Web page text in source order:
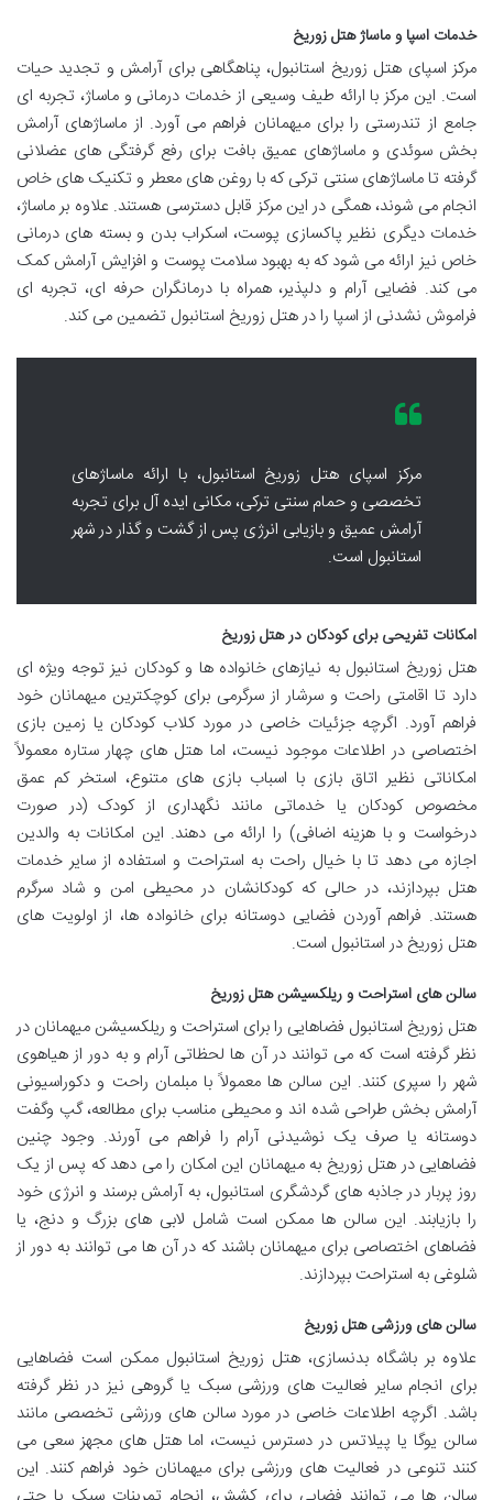
خدمات اسپا و ماساژ هتل زوریخ
مرکز اسپای هتل زوریخ استانبول، پناهگاهی برای آرامش و تجدید حیات
است. این مرکز با ارائه طیف وسیعی از خدمات درمانی و ماساژ، تجربه ای
جامع از تندرستی را برای میهمانان فراهم می آورد. از ماساژهای آرامش
بخش سوئدی و ماساژهای عمیق بافت برای رفع گرفتگی های عضلانی
گرفته تا ماساژهای سنتی ترکی که با روغن های معطر و تکنیک های خاص
انجام می شوند، همگی در این مرکز قابل دسترسی هستند. علاوه بر ماساژ،
خدمات دیگری نظیر پاکسازی پوست، اسکراب بدن و بسته های درمانی
خاص نیز ارائه می شود که به بهبود سلامت پوست و افزایش آرامش کمک
می کند. فضایی آرام و دلپذیر، همراه با درمانگران حرفه ای، تجربه ای
فراموش نشدنی از اسپا را در هتل زوریخ استانبول تضمین می کند.
مرکز اسپای هتل زوریخ استانبول، با ارائه ماساژهای
تخصصی و حمام سنتی ترکی، مکانی ایده آل برای تجربه
آرامش عمیق و بازیابی انرژی پس از گشت و گذار در شهر
استانبول است.
امکانات تفریحی برای کودکان در هتل زوریخ
هتل زوریخ استانبول به نیازهای خانواده ها و کودکان نیز توجه ویژه ای
دارد تا اقامتی راحت و سرشار از سرگرمی برای کوچکترین میهمانان خود
فراهم آورد. اگرچه جزئیات خاصی در مورد کلاب کودکان یا زمین بازی
اختصاصی در اطلاعات موجود نیست، اما هتل های چهار ستاره معمولاً
امکاناتی نظیر اتاق بازی با اسباب بازی های متنوع، استخر کم عمق
مخصوص کودکان یا خدماتی مانند نگهداری از کودک (در صورت
درخواست و با هزینه اضافی) را ارائه می دهند. این امکانات به والدین
اجازه می دهد تا با خیال راحت به استراحت و استفاده از سایر خدمات
هتل بپردازند، در حالی که کودکانشان در محیطی امن و شاد سرگرم
هستند. فراهم آوردن فضایی دوستانه برای خانواده ها، از اولویت های
هتل زوریخ در استانبول است.
سالن های استراحت و ریلکسیشن هتل زوریخ
هتل زوریخ استانبول فضاهایی را برای استراحت و ریلکسیشن میهمانان در
نظر گرفته است که می توانند در آن ها لحظاتی آرام و به دور از هیاهوی
شهر را سپری کنند. این سالن ها معمولاً با مبلمان راحت و دکوراسیونی
آرامش بخش طراحی شده اند و محیطی مناسب برای مطالعه، گپ وگفت
دوستانه یا صرف یک نوشیدنی آرام را فراهم می آورند. وجود چنین
فضاهایی در هتل زوریخ به میهمانان این امکان را می دهد که پس از یک
روز پربار در جاذبه های گردشگری استانبول، به آرامش برسند و انرژی خود
را بازیابند. این سالن ها ممکن است شامل لابی های بزرگ و دنج، یا
فضاهای اختصاصی برای میهمانان باشند که در آن ها می توانند به دور از
شلوغی به استراحت بپردازند.
سالن های ورزشی هتل زوریخ
علاوه بر باشگاه بدنسازی، هتل زوریخ استانبول ممکن است فضاهایی
برای انجام سایر فعالیت های ورزشی سبک یا گروهی نیز در نظر گرفته
باشد. اگرچه اطلاعات خاصی در مورد سالن های ورزشی تخصصی مانند
سالن یوگا یا پیلاتس در دسترس نیست، اما هتل های مجهز سعی می
کنند تنوعی در فعالیت های ورزشی برای میهمانان خود فراهم کنند. این